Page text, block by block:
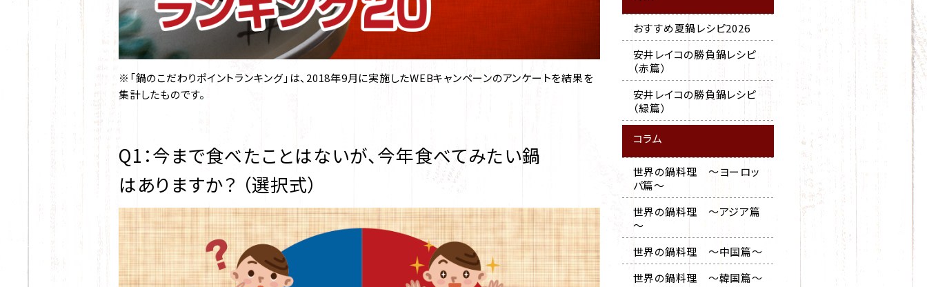
※「鍋のこだわりポイントランキング」は、2018年9月に実施したWEBキャンペーンのアンケートを結果を
集計したものです。
Q1：今まで食べたことはないが、今年食べてみたい鍋
はありますか？ （選択式）
おすすめ夏鍋レシピ2026
安井レイコの勝負鍋レシピ
（赤篇）
安井レイコの勝負鍋レシピ
（緑篇）
コラム
世界の鍋料理 ～ヨーロッ
パ篇～
世界の鍋料理 ～アジア篇
～
世界の鍋料理 ～中国篇～
世界の鍋料理 ～韓国篇～